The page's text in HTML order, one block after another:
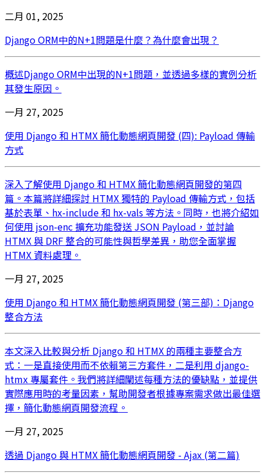
二月 01, 2025
Django ORM中的N+1問題是什麼？為什麼會出現？
概述Django ORM中出現的N+1問題，並透過多樣的實例分析
其發生原因。
一月 27, 2025
使用 Django 和 HTMX 簡化動態網頁開發 (四): Payload 傳輸
方式
深入了解使用 Django 和 HTMX 簡化動態網頁開發的第四
篇。本篇將詳細探討 HTMX 獨特的 Payload 傳輸方式，包括
基於表單、hx-include 和 hx-vals 等方法。同時，也將介紹如
何使用 json-enc 擴充功能發送 JSON Payload，並討論
HTMX 與 DRF 整合的可能性與哲學差異，助您全面掌握
HTMX 資料處理。
一月 27, 2025
使用 Django 和 HTMX 簡化動態網頁開發 (第三部)：Django
整合方法
本文深入比較與分析 Django 和 HTMX 的兩種主要整合方
式：一是直接使用而不依賴第三方套件，二是利用 django-
htmx 專屬套件。我們將詳細闡述每種方法的優缺點，並提供
實際應用時的考量因素，幫助開發者根據專案需求做出最佳選
擇，簡化動態網頁開發流程。
一月 27, 2025
透過 Django 與 HTMX 簡化動態網頁開發 - Ajax (第二篇)